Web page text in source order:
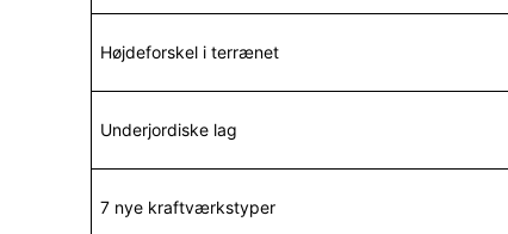
Højdeforskel i terrænet
Underjordiske lag
7 nye kraftværkstyper